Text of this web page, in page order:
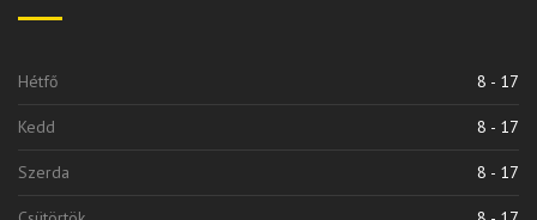
Hétfő 8 - 17
Kedd 8 - 17
Szerda 8 - 17